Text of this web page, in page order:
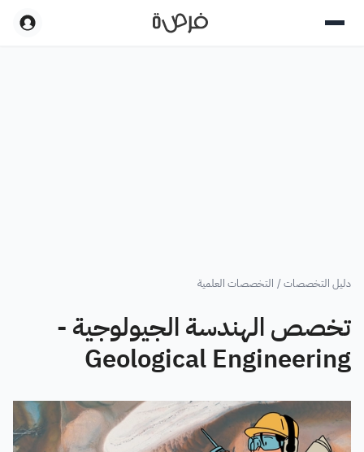
دليل التخصصات/ التخصصات العلمية
تخصص الهندسة الجيولوجية -
Geological Engineering